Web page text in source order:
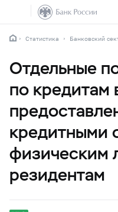
Статистика Банковский
Отдельные
по кредитам
кредитными
физическим
резидентам